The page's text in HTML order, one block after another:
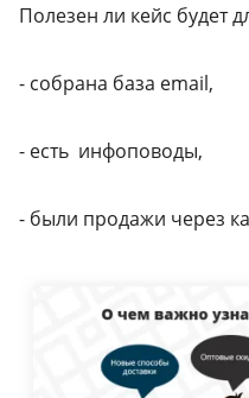
Полезен ли кейс будет
- собрана база email,
- есть инфоповоды,
- были продажи через